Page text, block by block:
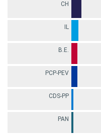
CH
IL
B.E.
PCP-PEV
CDS-PP
PAN